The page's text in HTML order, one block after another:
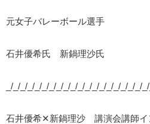
元女子バレーボール選手
石井優希氏 新鍋理沙氏
_/_/_/_/_/_/_/_/_/_/_/_/_/_/_/_/_/_/_/
石井優希✕新鍋理沙 講演会講師イ